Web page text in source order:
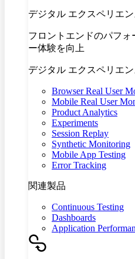
デジタル エクスペリエン
フロントエンドのパフ
ー体験を向上
デジタル エクスペリエン
Browser Real User
Mobile Real User
Product Analytics
Experiments
Session Replay
Synthetic Monitoring
Mobile App Testing
Error Tracking
関連製品
Continuous Testing
Dashboards
Application